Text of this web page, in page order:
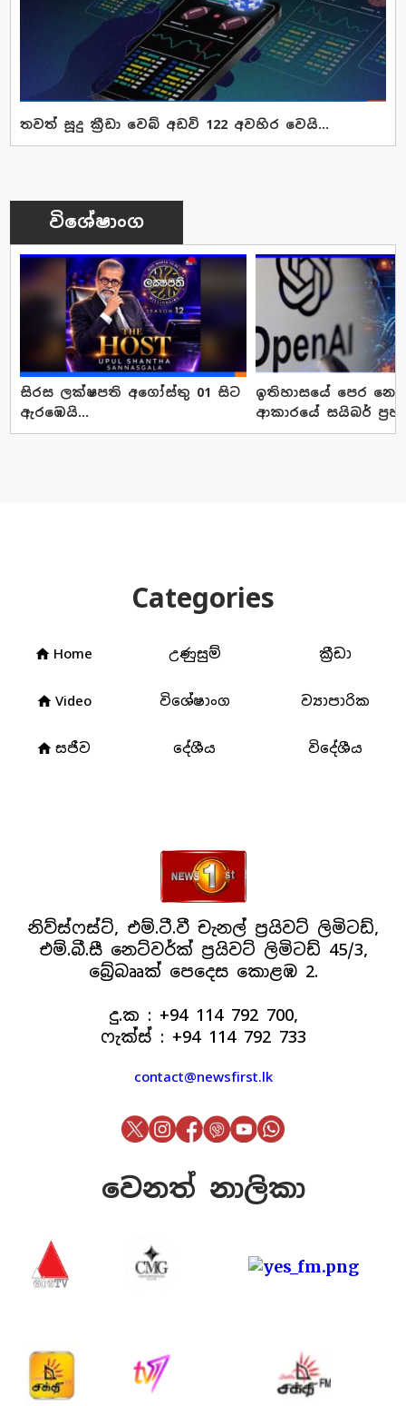
තවත් සූදු ක්‍රීඩා වෙබ් අඩවි 122 අවහිර වෙයි...
විශේෂාංග
සිරස ලක්ෂපති අගෝස්තු 01 සිට
ඇරඹෙයි...
ඉතිහාසයේ පෙර
ආකාරයේ සයිබර්
නිව්ස්ෆස්ට්, එම්.ටී.වී චැනල් ප්‍රයිවට් ලිමිටඩ්,
එම්.බී.සී නෙට්වර්ක් ප්‍රයිවට් ලිමිටඩ් 45/3,
බ්‍රේබෲක් පෙදෙස කොළඹ 2.
දු.ක : +94 114 792 700,
ෆැක්ස් : +94 114 792 733
contact@newsfirst.lk
Categories
home Home උණුසුම් ක්‍රීඩා
home Video විශේෂාංග ව්‍යාපාරික
home සජීව දේශීය විදේශීය
වෙනත් නාලිකා